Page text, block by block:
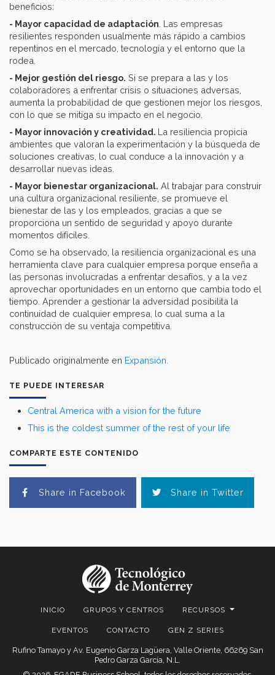
TE PUEDE INTERESAR
Central America with a vision for the future
This is the coldest summer of the rest of your life
COMPARTE ESTE CONTENIDO
Share in Facebook Share in Twitter
beneficios:
- Mayor capacidad de adaptación . Las empresas
resilientes responden usualmente más rápido a cambios
repentinos en el mercado, tecnología y el entorno que la
rodea.
- Mejor gestión del riesgo. Si se prepara a las y los
colaboradores a enfrentar crisis o situaciones adversas,
aumenta la probabilidad de que gestionen mejor los riesgos,
con lo que se mitiga su impacto en el negocio.
- Mayor innovación y creatividad. La resiliencia propicia
ambientes que valoran la experimentación y la búsqueda de
soluciones creativas, lo cual conduce a la innovación y a
desarrollar nuevas ideas.
- Mayor bienestar organizacional. Al trabajar para construir
una cultura organizacional resiliente, se promueve el
bienestar de las y los empleados, gracias a que se
proporciona un sentido de seguridad y apoyo durante
momentos difíciles.
Como se ha observado, la resiliencia organizacional es una
herramienta clave para cualquier empresa porque enseña a
las personas involucradas a enfrentar desafíos, y a la vez
aprovechar oportunidades en un entorno que cambia todo el
tiempo. Aprender a gestionar la adversidad posibilita la
continuidad de cualquier empresa, lo cual suma a la
construcción de su ventaja competitiva.
Publicado originalmente en Expansión.
INICIO GRUPOS Y CENTROS RECURSOS
EVENTOS CONTACTO GEN Z SERIES
Rufino Tamayo y Av. Eugenio Garza Lagüera, Valle Oriente, 66269 San
Pedro Garza García, N.L.